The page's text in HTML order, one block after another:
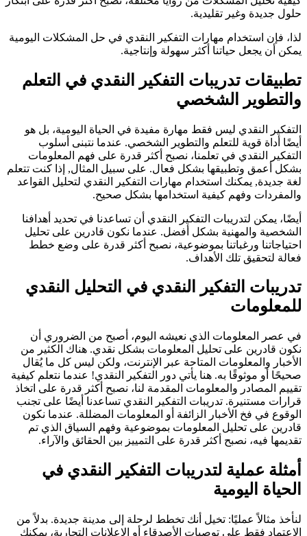
حلول جديدة وغير تقليدية.
لذا، فإن استخدام مهارات التفكير النقدي في حل المشكلات اليومية
يمكن أن يجعل حياتنا أكثر سهولة وإنتاجية.
تطبيقات تدريبات التفكير النقدي في التعلم
والتطوير الشخصي
التفكير النقدي ليس فقط مهارة مفيدة في الحياة اليومية، بل هو
أيضًا أداة قوية للتعلم والتطوير الشخصي. عندما نتبنى أسلوب
التفكير النقدي في تعلمنا، نصبح أكثر قدرة على فهم المعلومات
بشكل أعمق وتطبيقها بشكل فعال. على سبيل المثال, إذا كنت تتعلم
لغة جديدة, يمكنك استخدام مهارات التفكير النقدي لتحليل القواعد
والمفردات وفهم كيفية استخدامها بشكل صحيح.
أيضًا، يمكن لتدريبات التفكير النقدي أن تساعدنا في تحديد أهدافنا
الشخصية والمهنية بشكل أفضل. عندما نكون قادرين على تحليل
احتياجاتنا ورغباتنا بموضوعية، نصبح أكثر قدرة على وضع خطط
فعالة لتحقيق تلك الأهداف.
تدريبات التفكير النقدي في التحليل النقدي
للمعلومات
في عصر المعلومات الذي نعيشه اليوم، أصبح من الضروري أن
نكون قادرين على تحليل المعلومات بشكل نقدي. هناك الكثير من
الأخبار والمعلومات المتاحة عبر الإنترنت، ولكن ليس كل ما يُقال
صحيحًا أو موثوقًا به. هنا يأتي دور التفكير النقدي! عندما نتعلم كيفية
تقييم المصادر والمعلومات المقدمة لنا، نصبح أكثر قدرة على اتخاذ
قرارات مستنيرة. تدريبات التفكير النقدي تساعدنا أيضًا على تجنب
الوقوع في فخ الأخبار الزائفة أو المعلومات المضللة. عندما نكون
قادرين على تحليل المعلومات بموضوعية وفهم السياق الذي تم
تقديمها فيه، نصبح أكثر قدرة على التمييز بين الحقائق والآراء.
أمثلة عملية لتدريبات التفكير النقدي في
الحياة اليومية
لنأخذ مثالاً عمليًا: تخيل أنك تخطط لرحلة إلى مدينة جديدة. بدلاً من
الاعتماد فقط على توصيات الأصدقاء أو الإعلانات التجارية، يمكنك